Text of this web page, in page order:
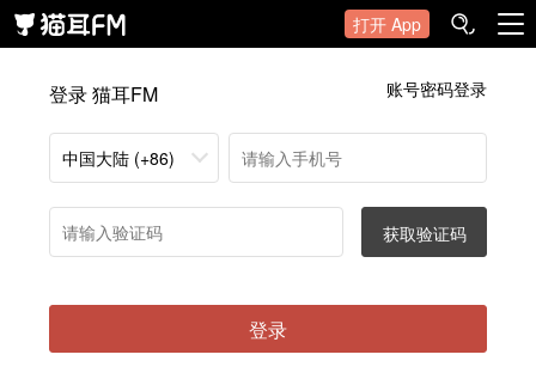
打开 App
登录 猫耳FM 账号密码登录
中国大陆 (+86)
获取验证码
登录